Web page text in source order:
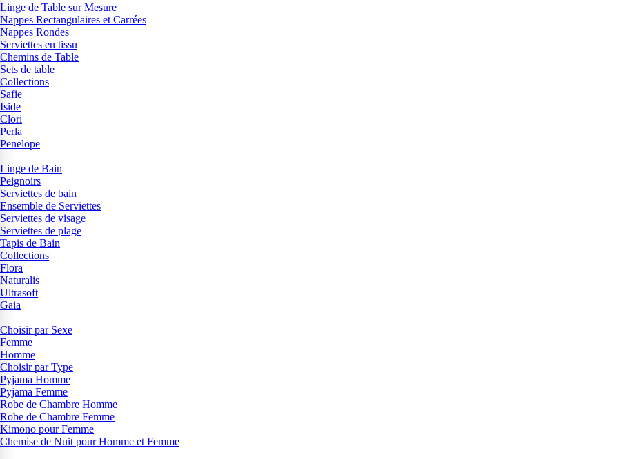
Linge de Table sur Mesure
Nappes Rectangulaires et Carrées
Nappes Rondes
Serviettes en tissu
Chemins de Table
Sets de table
Collections
Safie
Iside
Clori
Perla
Penelope
Linge de Bain
Peignoirs
Serviettes de bain
Ensemble de Serviettes
Serviettes de visage
Serviettes de plage
Tapis de Bain
Collections
Flora
Naturalis
Ultrasoft
Gaia
Choisir par Sexe
Femme
Homme
Choisir par Type
Pyjama Homme
Pyjama Femme
Robe de Chambre Homme
Robe de Chambre Femme
Kimono pour Femme
Chemise de Nuit pour Homme et Femme